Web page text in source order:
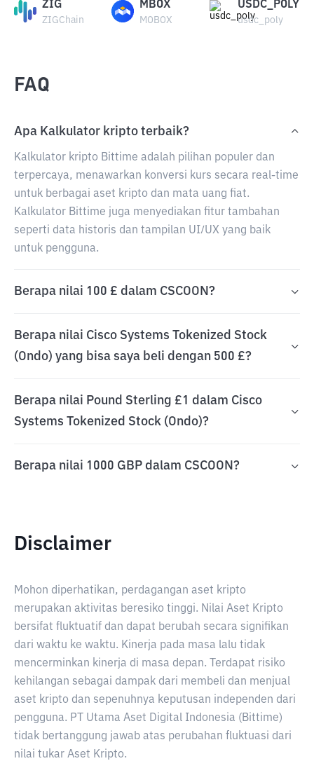
ZIG
ZIGChain
MBOX
MOBOX
USDC_POLY
usdc_poly
FAQ
Apa Kalkulator kripto terbaik?
Kalkulator kripto Bittime adalah pilihan populer dan
terpercaya, menawarkan konversi kurs secara real-time
untuk berbagai aset kripto dan mata uang fiat.
Kalkulator Bittime juga menyediakan fitur tambahan
seperti data historis dan tampilan UI/UX yang baik
untuk pengguna.
Berapa nilai 100 £ dalam CSCOON?
Berapa nilai Cisco Systems Tokenized Stock
(Ondo) yang bisa saya beli dengan 500 £?
Berapa nilai Pound Sterling £1 dalam Cisco
Systems Tokenized Stock (Ondo)?
Berapa nilai 1000 GBP dalam CSCOON?
Disclaimer
Mohon diperhatikan, perdagangan aset kripto
merupakan aktivitas beresiko tinggi. Nilai Aset Kripto
bersifat fluktuatif dan dapat berubah secara signifikan
dari waktu ke waktu. Kinerja pada masa lalu tidak
mencerminkan kinerja di masa depan. Terdapat risiko
kehilangan sebagai dampak dari membeli dan menjual
aset kripto dan sepenuhnya keputusan independen dari
pengguna. PT Utama Aset Digital Indonesia (Bittime)
tidak bertanggung jawab atas perubahan fluktuasi dari
nilai tukar Aset Kripto.